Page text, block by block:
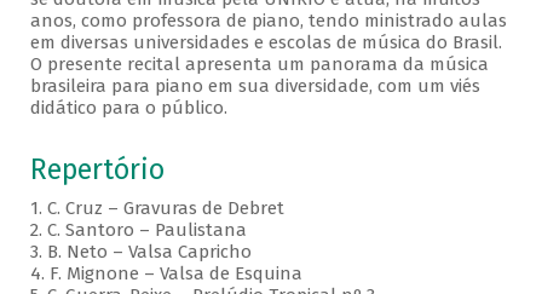
anos, como professora de piano, tendo ministrado aulas
em diversas universidades e escolas de música do Brasil.
O presente recital apresenta um panorama da música
brasileira para piano em sua diversidade, com um viés
didático para o público.
Repertório
1. C. Cruz – Gravuras de Debret
2. C. Santoro – Paulistana
3. B. Neto – Valsa Capricho
4. F. Mignone – Valsa de Esquina